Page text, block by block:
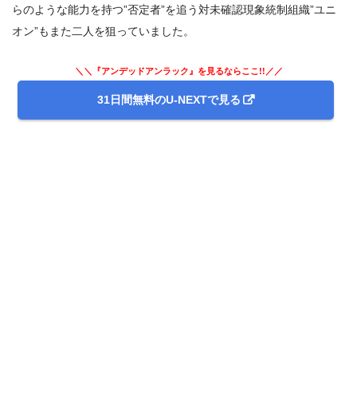
らのような能力を持つ”否定者”を追う対未確認現象統制組織”ユニ
オン”もまた二人を狙っていました。
＼＼『アンデッドアンラック』を見るならここ!!／／
31日間無料のU-NEXTで見る